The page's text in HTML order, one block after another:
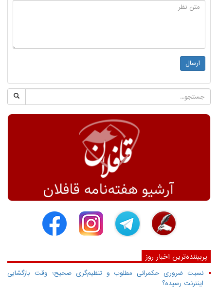
ارسال
پربیننده‌ترین اخبار روز
نسبت ضروری حکمرانی مطلوب و تنظیم‌گری صحیح؛ وقت بازگشایی
اینترنت رسیده؟